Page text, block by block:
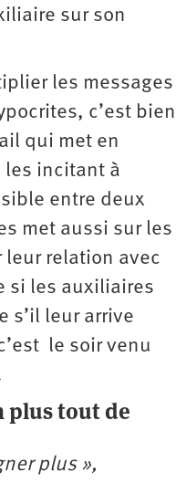
sur son
les messages
c’est bien
qui met en
les incitant à
entre deux
met aussi sur les
leur relation avec
si les auxiliaires
s’il leur arrive
le soir venu
plus tout de
plus »,